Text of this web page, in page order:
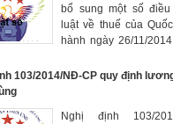
bổ sung một số
luật về thuế của
hành ngày 26/11/
103/2014/NĐ-CP quy định
Nghị định 103/